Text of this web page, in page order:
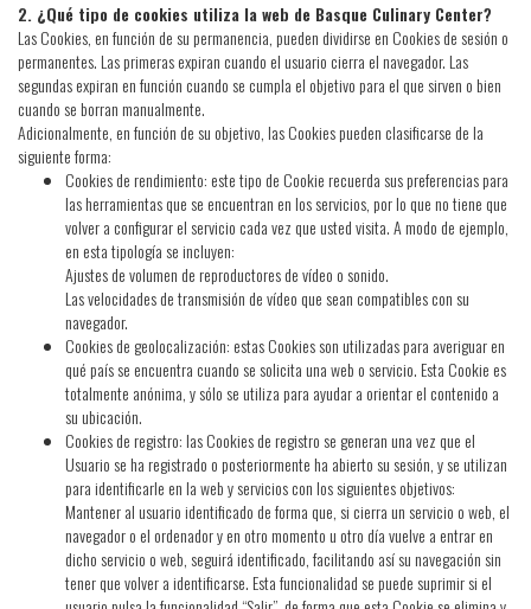
2. ¿Qué tipo de cookies utiliza la web de Basque Culinary Center?
Las Cookies, en función de su permanencia, pueden dividirse en Cookies de sesión o
permanentes. Las primeras expiran cuando el usuario cierra el navegador. Las
segundas expiran en función cuando se cumpla el objetivo para el que sirven o bien
cuando se borran manualmente.
Adicionalmente, en función de su objetivo, las Cookies pueden clasificarse de la
siguiente forma:
Cookies de rendimiento: este tipo de Cookie recuerda sus preferencias para
las herramientas que se encuentran en los servicios, por lo que no tiene que
volver a configurar el servicio cada vez que usted visita. A modo de ejemplo,
en esta tipología se incluyen:
Ajustes de volumen de reproductores de vídeo o sonido.
Las velocidades de transmisión de vídeo que sean compatibles con su
navegador.
Cookies de geolocalización: estas Cookies son utilizadas para averiguar en
qué país se encuentra cuando se solicita una web o servicio. Esta Cookie es
totalmente anónima, y sólo se utiliza para ayudar a orientar el contenido a
su ubicación.
Cookies de registro: las Cookies de registro se generan una vez que el
Usuario se ha registrado o posteriormente ha abierto su sesión, y se utilizan
para identificarle en la web y servicios con los siguientes objetivos:
Mantener al usuario identificado de forma que, si cierra un servicio o web, el
navegador o el ordenador y en otro momento u otro día vuelve a entrar en
dicho servicio o web, seguirá identificado, facilitando así su navegación sin
tener que volver a identificarse. Esta funcionalidad se puede suprimir si el